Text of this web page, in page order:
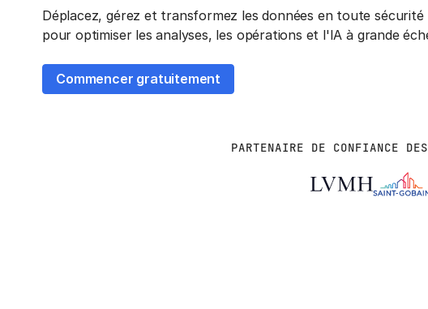
Déplacez, gérez et transformez les données en toute sécurité
pour optimiser les analyses, les opérations et l'IA à grande
Commencer gratuitement
PARTENAIRE DE CONFIANCE